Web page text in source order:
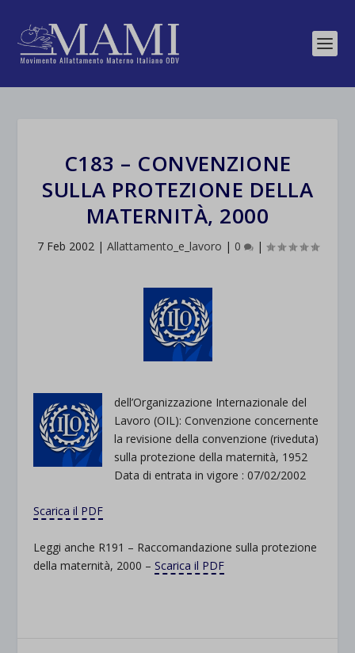
C183 – CONVENZIONE
SULLA PROTEZIONE DELLA
MATERNITÀ, 2000
7 Feb 2002| Allattamento_e_lavoro | 0 |
dell’Organizzazione Internazionale del
Lavoro (OIL): Convenzione concernente
la revisione della convenzione (riveduta)
sulla protezione della maternità, 1952
Data di entrata in vigore : 07/02/2002
Scarica il PDF
Leggi anche R191 – Raccomandazione sulla protezione
della maternità, 2000 –Scarica il PDF